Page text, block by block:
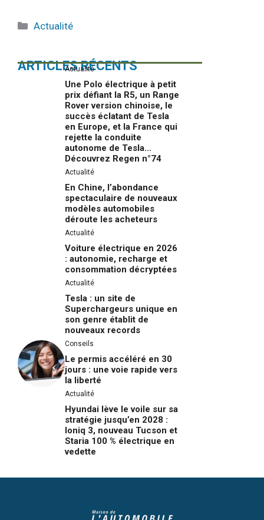
Catégories
Actualité
ARTICLES RÉCENTS
Actualité
Une Polo électrique à petit
prix défiant la R5, un Range
Rover version chinoise, le
succès éclatant de Tesla
en Europe, et la France qui
rejette la conduite
autonome de Tesla…
Découvrez Regen n°74
Actualité
En Chine, l’abondance
spectaculaire de nouveaux
modèles automobiles
déroute les acheteurs
Actualité
Voiture électrique en 2026
: autonomie, recharge et
consommation décryptées
Actualité
Tesla : un site de
Superchargeurs unique en
son genre établit de
nouveaux records
Conseils
Le permis accéléré en 30
jours : une voie rapide vers
la liberté
Actualité
Hyundai lève le voile sur sa
stratégie jusqu’en 2028 :
Ioniq 3, nouveau Tucson et
Staria 100 % électrique en
vedette